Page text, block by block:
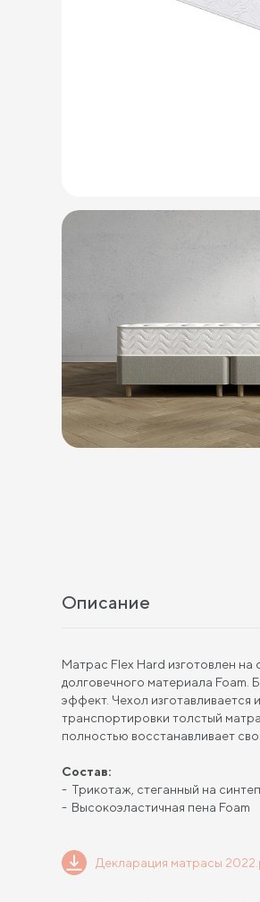
Описание
Матрас Flex Hard изготовлен на
долговечного материала Foam.
эффект. Чехол
транспортировки толстый
полностью восстанавливает
Состав:
Трикотаж, стеганный на
Высокоэластичная пена Foam
Декларация матрасы